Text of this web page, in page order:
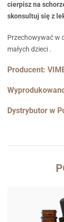
cierpisz na
skonsultuj się z
Przechowywać w
małych dzieci .
Producent:
Dystrybutor w